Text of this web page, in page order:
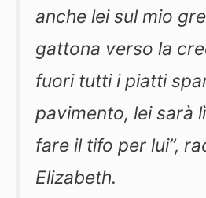
anche lei sul mio
gattona verso la
fuori tutti i piatti
pavimento, lei sarà
fare il tifo per lui”,
Elizabeth.